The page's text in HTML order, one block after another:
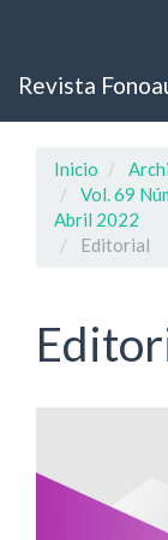
principal
Revista
Inicio
Vol. 69
Abril 2022
Editorial
lateral
del